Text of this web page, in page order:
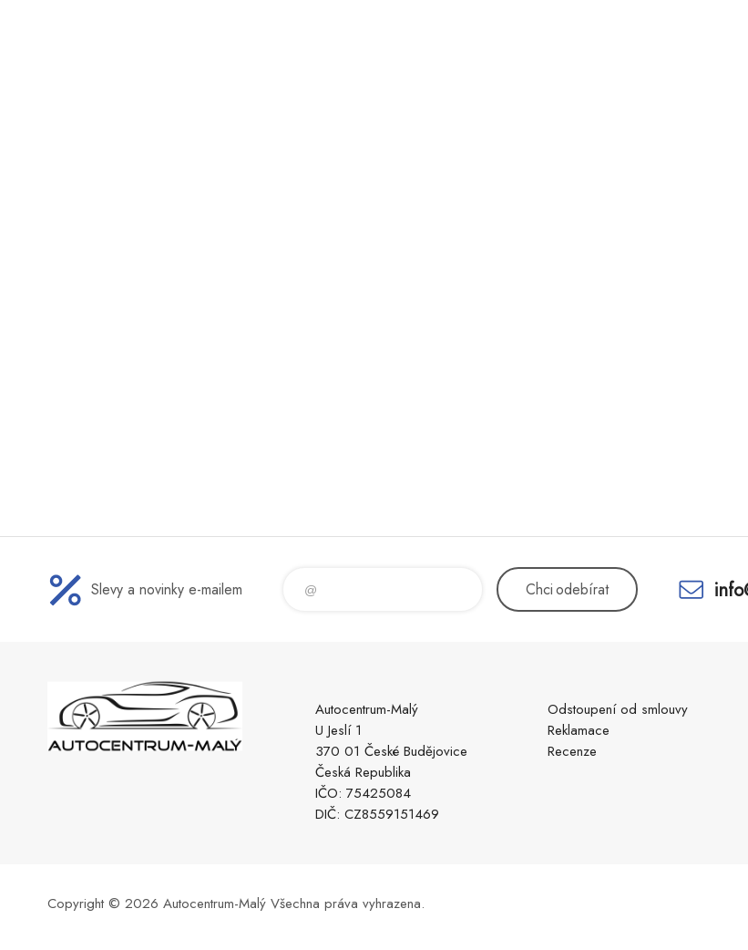
Slevy a novinky e-mailem Chciodebírat
Autocentrum-Malý
U Jeslí 1
370 01 České Budějovice
Česká Republika
IČO: 75425084
DIČ: CZ8559151469
Odstoupení od smlouvy
Reklamace
Recenze
Copyright © 2026 Autocentrum-Malý Všechna práva vyhrazena.